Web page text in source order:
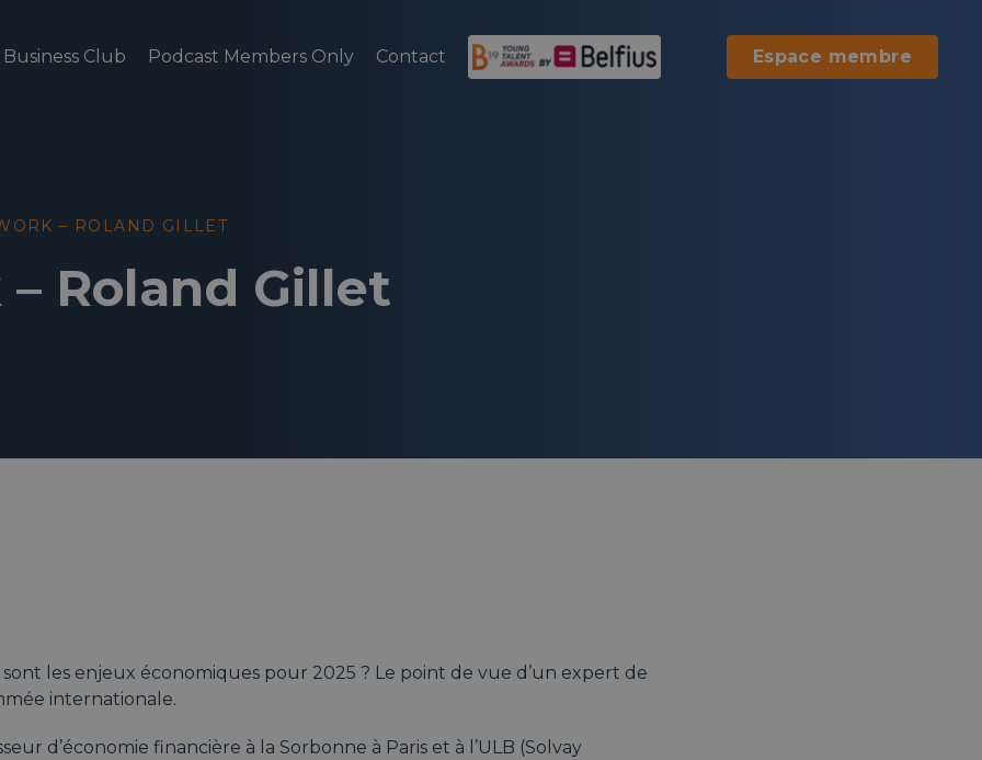
Business Club Podcast Members Only Contact Espace membre
– ROLAND GILLET
Roland Gillet
les enjeux économiques pour 2025 ? Le point de vue d’un expert de
internationale.
d’économie financière à la Sorbonne à Paris et à l’ULB (Solvay